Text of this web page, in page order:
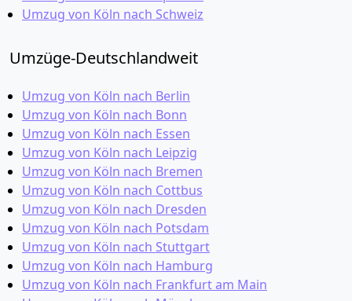
Umzug von Köln nach Schweiz
Umzüge-Deutschlandweit
Umzug von Köln nach Berlin
Umzug von Köln nach Bonn
Umzug von Köln nach Essen
Umzug von Köln nach Leipzig
Umzug von Köln nach Bremen
Umzug von Köln nach Cottbus
Umzug von Köln nach Dresden
Umzug von Köln nach Potsdam
Umzug von Köln nach Stuttgart
Umzug von Köln nach Hamburg
Umzug von Köln nach Frankfurt am Main